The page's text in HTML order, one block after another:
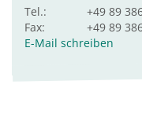
Tel.:
+49 89
Fax:
+49 89
E-Mail schreiben